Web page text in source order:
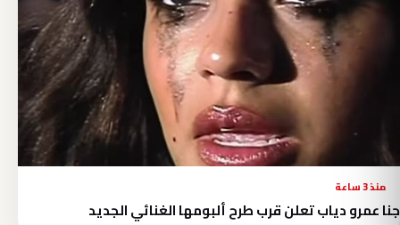
منذ 3 ساعة
جنا عمرو دياب تعلن قرب طرح ألبومها الغنائي الجديد